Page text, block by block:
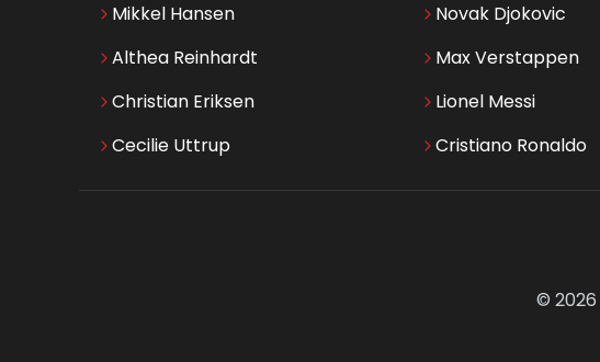
Mikkel Hansen
Althea Reinhardt
Christian Eriksen
Cecilie Uttrup
Novak Djokovic
Max Verstappen
Lionel Messi
Cristiano Ronaldo
© 2026